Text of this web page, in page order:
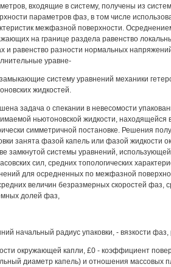
входящие в систему, получены из
параметров фаз, в том числе
межфазной поверхности.
на границе раздела равенство
и равенство разности нормальных
уравне-
систему уравнений механики
жидкостей.
задача о спекании в невесомости
ньютоновской жидкости, находящейся
симметричной постановке. Решения
занята фазой капель или фазой жидкости
замкнутой системы уравнений,
сил, средних топологических
для осредненных по межфазной
величин безразмерных скоростей фаз,
долей фаз,
начальный радиус упаковки, - вязкости
окружающей капли, £0 - коэффициент
диаметр капель) и отношения массовых